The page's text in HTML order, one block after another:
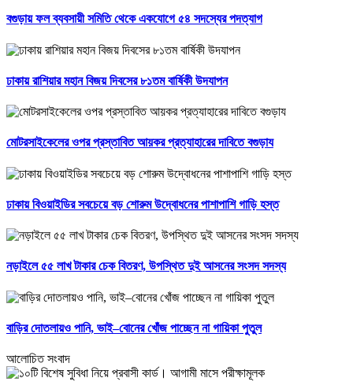
বগুড়ায় ফল ব্যবসায়ী সমিতি থেকে একযোগে ৫৪ সদস্যের পদত্যাগ
ঢাকায় রাশিয়ার মহান বিজয় দিবসের ৮১তম বার্ষিকী উদযাপন
মোটরসাইকেলের ওপর প্রস্তাবিত আয়কর প্রত্যাহারের দাবিতে বগুড়ায
ঢাকায় বিওয়াইডির সবচেয়ে বড় শোরুম উদ্বোধনের পাশাপাশি গাড়ি হস্ত
নড়াইলে ৫৫ লাখ টাকার চেক বিতরণ, উপস্থিত দুই আসনের সংসদ সদস্য
বাড়ির দোতলায়ও পানি, ভাই–বোনের খোঁজ পাচ্ছেন না গায়িকা পুতুল
আলোচিত সংবাদ